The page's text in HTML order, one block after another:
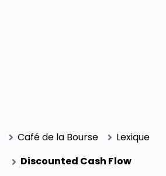
Café de la Bourse
Lexique
Discounted Cash Flow